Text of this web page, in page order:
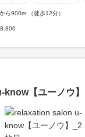
ら900m （徒歩12分）
【ユーノウ】